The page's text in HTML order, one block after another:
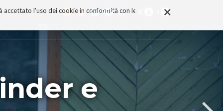
×
accettato l'uso dei cookie in conformità con le
PREV NEXT
e